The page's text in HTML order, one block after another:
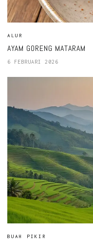
ALUR
AYAM GORENG MATARAM
6 FEBRUARI 2026
BUAH PIKIR